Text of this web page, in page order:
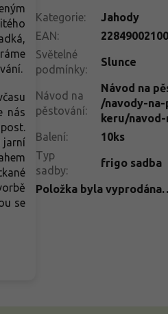
nás
jarní
se
Kategorie:
Jahody
EAN:
Světelné
podmínky:
Slunce
Návod na
pěstování:
Návod na
/navody-
keru/
Balení:
10ks
Typ
sadby:
frigo sadba
Položka byla